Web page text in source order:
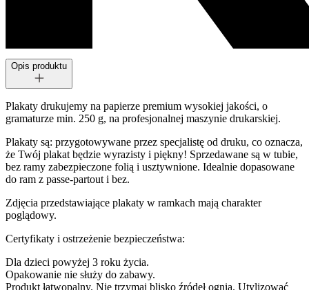
Opis produktu
Plakaty drukujemy na papierze premium wysokiej jakości, o
gramaturze min. 250 g, na profesjonalnej maszynie drukarskiej.
Plakaty są: przygotowywane przez specjalistę od druku, co oznacza,
że Twój plakat będzie wyrazisty i piękny! Sprzedawane są w tubie,
bez ramy zabezpieczone folią i usztywnione. Idealnie dopasowane
do ram z passe-partout i bez.
Zdjęcia przedstawiające plakaty w ramkach mają charakter
poglądowy.
Certyfikaty i ostrzeżenie bezpieczeństwa:
Dla dzieci powyżej 3 roku życia.
Opakowanie nie służy do zabawy.
Produkt łatwopalny. Nie trzymaj blisko źródeł ognia. Utylizować